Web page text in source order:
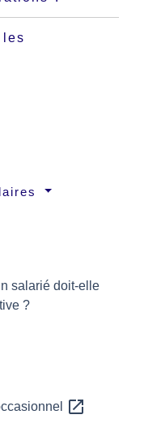
les
salarié doit-elle
?
open_in_new